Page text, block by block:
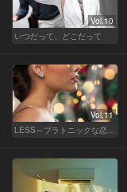
Vol.10
いつだって、どこだって
Vol.11
LESS～プラトニックな恋人～